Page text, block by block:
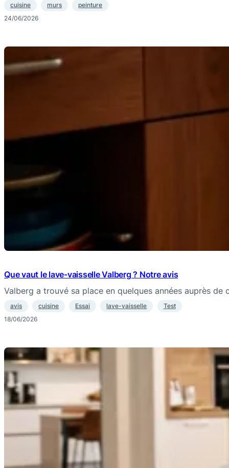
cuisine murs
peinture
24/06/2026
Que vaut le lave-vaisselle Valberg ? Notre avis
Valberg a trouvé sa place en quelques années auprès de
avis cuisine Essai lave-vaisselle
Test
18/06/2026